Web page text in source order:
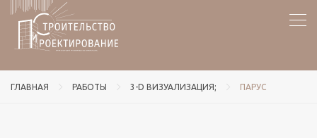
ГЛАВНАЯ РАБОТЫ 3-D ВИЗУАЛИЗАЦИЯ; ПАРУС